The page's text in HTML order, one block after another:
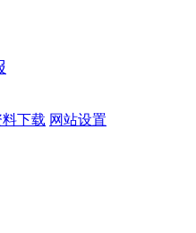
料下载 网站设置